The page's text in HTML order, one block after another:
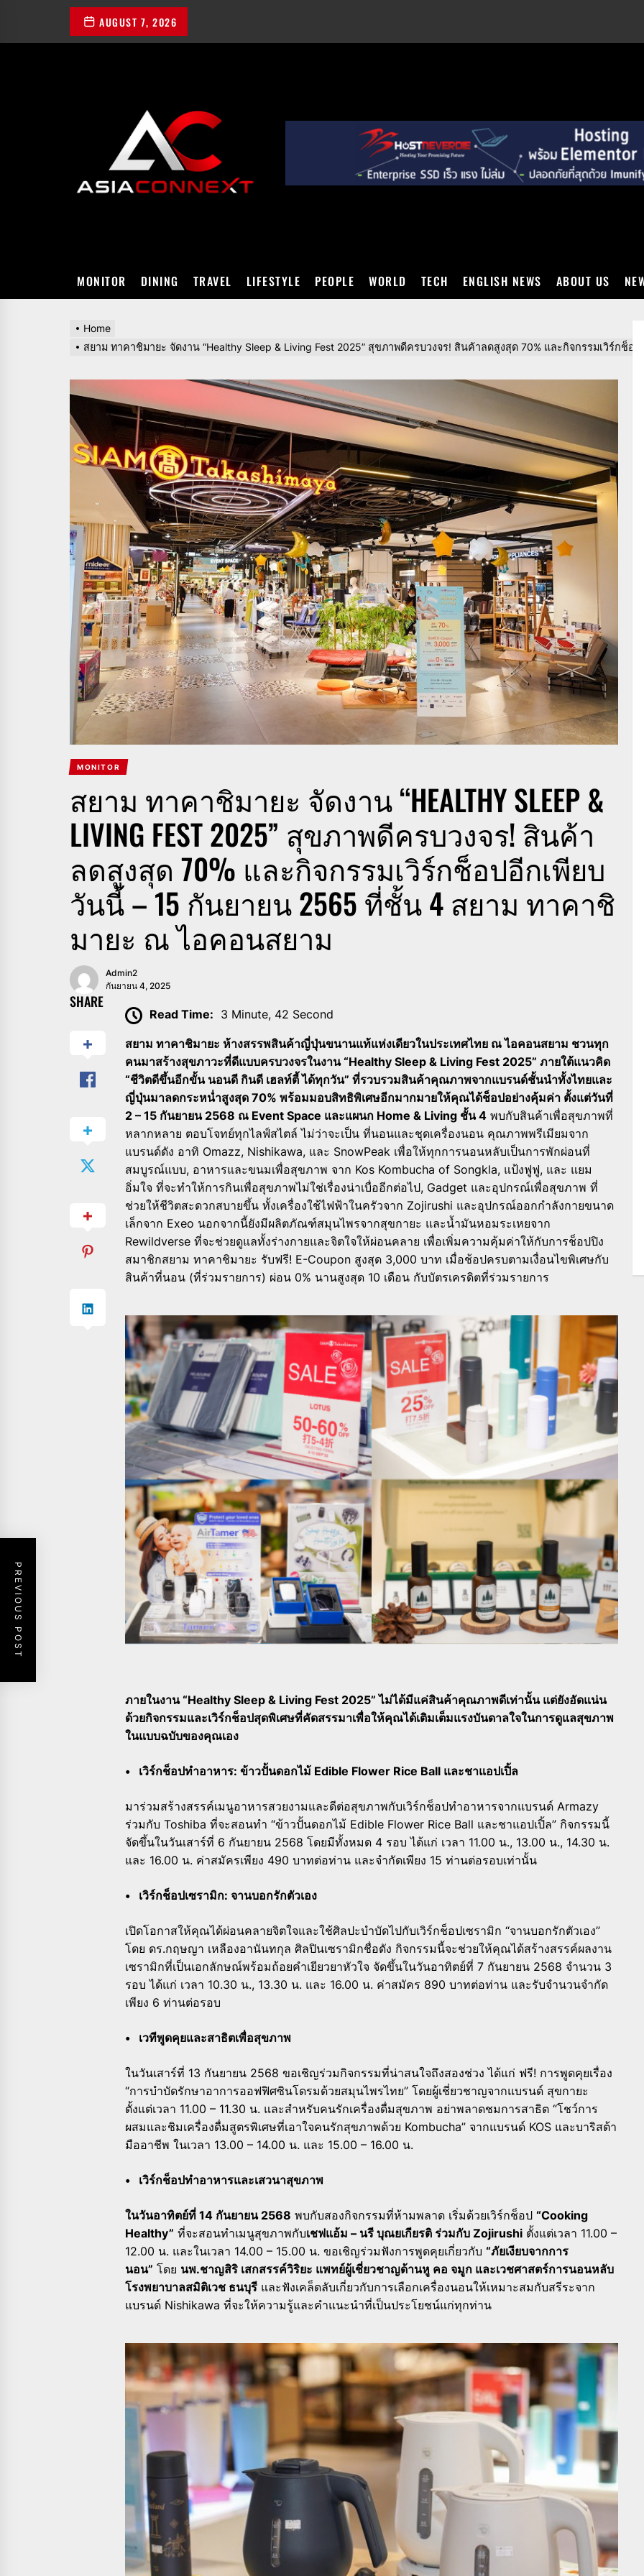
the
AUGUST 7, 2026
MONITOR DINING TRAVEL LIFESTYLE PEOPLE WORLD TECH ENGLISH NEWS ABOUT US
Home
สยาม ทาคาชิมายะ จัดงาน “Healthy Sleep & Living Fest 2025” สุขภาพดีครบวงจร! สินค้าลดสูงสุด 70% และกิจกรรมเวิร์ก
MONITOR
สยาม ทาคาชิมายะ จัดงาน “HEALTHY SLEEP &
LIVING FEST 2025” สุขภาพดีครบวงจร! สินค้า
ลดสูงสุด 70% และกิจกรรมเวิร์กช็อปอีกเพียบ
วันนี้ – 15 กันยายน 2565 ที่ชั้น 4 สยาม ทาคาชิ
มายะ ณ ไอคอนสยาม
Admin2
กันยายน 4, 2025
SHARE
Read Time: 3 Minute, 42 Second
สยาม ทาคาชิมายะ ห้างสรรพสินค้าญี่ปุ่นขนานแท้แห่งเดียวในประเทศไทย ณ ไอคอนสยาม ชวนทุก
คนมาสร้างสุขภาวะที่ดีแบบครบวงจรในงาน “Healthy Sleep & Living Fest 2025” ภายใต้แนวคิด
“ชีวิตดีขึ้นอีกขั้น นอนดี กินดี เฮลท์ตี้ ได้ทุกวัน” ที่รวบรวมสินค้าคุณภาพจากแบรนด์ชั้นนำทั้งไทยและ
ญี่ปุ่นมาลดกระหน่ำสูงสุด 70% พร้อมมอบสิทธิพิเศษอีกมากมายให้คุณได้ช็อปอย่างคุ้มค่า ตั้งแต่วันที่
2 – 15 กันยายน 2568 ณ Event Space และแผนก Home & Living ชั้น 4 พบกับสินค้าเพื่อสุขภาพที่
หลากหลาย ตอบโจทย์ทุกไลฟ์สไตล์ ไม่ว่าจะเป็น ที่นอนและชุดเครื่องนอน คุณภาพพรีเมียมจาก
แบรนด์ดัง อาทิ Omazz, Nishikawa, และ SnowPeak เพื่อให้ทุกการนอนหลับเป็นการพักผ่อนที่
สมบูรณ์แบบ, อาหารและขนมเพื่อสุขภาพ จาก Kos Kombucha of Songkla, แป้งฟูฟู, และ แยม
อิ่มใจ ที่จะทำให้การกินเพื่อสุขภาพไม่ใช่เรื่องน่าเบื่ออีกต่อไป, Gadget และอุปกรณ์เพื่อสุขภาพ ที่
ช่วยให้ชีวิตสะดวกสบายขึ้น ทั้งเครื่องใช้ไฟฟ้าในครัวจาก Zojirushi และอุปกรณ์ออกกำลังกายขนาด
เล็กจาก Exeo นอกจากนี้ยังมีผลิตภัณฑ์สมุนไพรจากสุขกายะ และน้ำมันหอมระเหยจาก
Rewildverse ที่จะช่วยดูแลทั้งร่างกายและจิตใจให้ผ่อนคลาย เพื่อเพิ่มความคุ้มค่าให้กับการช็อปปิง
สมาชิกสยาม ทาคาชิมายะ รับฟรี! E-Coupon สูงสุด 3,000 บาท เมื่อช้อปครบตามเงื่อนไขพิเศษกับ
สินค้าที่นอน (ที่ร่วมรายการ) ผ่อน 0% นานสูงสุด 10 เดือน กับบัตรเครดิตที่ร่วมรายการ
ภายในงาน “Healthy Sleep & Living Fest 2025” ไม่ได้มีแค่สินค้าคุณภาพดีเท่านั้น แต่ยังอัดแน่น
ด้วยกิจกรรมและเวิร์กช็อปสุดพิเศษที่คัดสรรมาเพื่อให้คุณได้เติมเต็มแรงบันดาลใจในการดูแลสุขภาพ
ในแบบฉบับของคุณเอง
• เวิร์กช็อปทำอาหาร: ข้าวปั้นดอกไม้ Edible Flower Rice Ball และชาแอปเปิ้ล
มาร่วมสร้างสรรค์เมนูอาหารสวยงามและดีต่อสุขภาพกับเวิร์กช็อปทำอาหารจากแบรนด์ Armazy
ร่วมกับ Toshiba ที่จะสอนทำ “ข้าวปั้นดอกไม้ Edible Flower Rice Ball และชาแอปเปิ้ล” กิจกรรมนี้
จัดขึ้นในวันเสาร์ที่ 6 กันยายน 2568 โดยมีทั้งหมด 4 รอบ ได้แก่ เวลา 11.00 น., 13.00 น., 14.30 น.
และ 16.00 น. ค่าสมัครเพียง 490 บาทต่อท่าน และจำกัดเพียง 15 ท่านต่อรอบเท่านั้น
• เวิร์กช็อปเซรามิก: จานบอกรักตัวเอง
เปิดโอกาสให้คุณได้ผ่อนคลายจิตใจและใช้ศิลปะบำบัดไปกับเวิร์กช็อปเซรามิก “จานบอกรักตัวเอง”
โดย ดร.กฤษญา เหลืองอานันทกุล ศิลปินเซรามิกชื่อดัง กิจกรรมนี้จะช่วยให้คุณได้สร้างสรรค์ผลงาน
เซรามิกที่เป็นเอกลักษณ์พร้อมถ้อยคำเยียวยาหัวใจ จัดขึ้นในวันอาทิตย์ที่ 7 กันยายน 2568 จำนวน 3
รอบ ได้แก่ เวลา 10.30 น., 13.30 น. และ 16.00 น. ค่าสมัคร 890 บาทต่อท่าน และรับจำนวนจำกัด
เพียง 6 ท่านต่อรอบ
• เวทีพูดคุยและสาธิตเพื่อสุขภาพ
ในวันเสาร์ที่ 13 กันยายน 2568 ขอเชิญร่วมกิจกรรมที่น่าสนใจถึงสองช่วง ได้แก่ ฟรี! การพูดคุยเรื่อง
“การบำบัดรักษาอาการออฟฟิศซินโดรมด้วยสมุนไพรไทย” โดยผู้เชี่ยวชาญจากแบรนด์ สุขกายะ
ตั้งแต่เวลา 11.00 – 11.30 น. และสำหรับคนรักเครื่องดื่มสุขภาพ อย่าพลาดชมการสาธิต “โชว์การ
ผสมและชิมเครื่องดื่มสูตรพิเศษที่เอาใจคนรักสุขภาพด้วย Kombucha” จากแบรนด์ KOS และบาริสต้า
มืออาชีพ ในเวลา 13.00 – 14.00 น. และ 15.00 – 16.00 น.
• เวิร์กช็อปทำอาหารและเสวนาสุขภาพ
ในวันอาทิตย์ที่ 14 กันยายน 2568 พบกับสองกิจกรรมที่ห้ามพลาด เริ่มด้วยเวิร์กช็อป“Cooking
Healthy” ที่จะสอนทำเมนูสุขภาพกับเชฟแอ้ม – นรี บุณยเกียรติ ร่วมกับ Zojirushi ตั้งแต่เวลา 11.00 –
12.00 น. และในเวลา 14.00 – 15.00 น. ขอเชิญร่วมฟังการพูดคุยเกี่ยวกับ“ภัยเงียบจากการ
นอน” โดย นพ.ชาญสิริ เสกสรรค์วิริยะ แพทย์ผู้เชี่ยวชาญด้านหู คอ จมูก และเวชศาสตร์การนอนหลับ
โรงพยาบาลสมิติเวช ธนบุรี และฟังเคล็ดลับเกี่ยวกับการเลือกเครื่องนอนให้เหมาะสมกับสรีระจาก
แบรนด์ Nishikawa ที่จะให้ความรู้และคำแนะนำที่เป็นประโยชน์แก่ทุกท่าน
PREVIOUS POST